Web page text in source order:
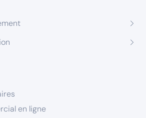
en ligne